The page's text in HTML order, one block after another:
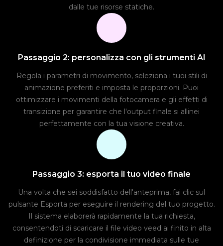
dalle tue risorse statiche.
Passaggio 2: personalizza con gli strumenti AI
Regola i parametri di movimento, seleziona i tuoi stili di
animazione preferiti e imposta le proporzioni. Puoi
ottimizzare i movimenti della fotocamera e gli effetti di
transizione per garantire che l'output finale si allinei
perfettamente con la tua visione creativa.
Passaggio 3: esporta il tuo video finale
Una volta che sei soddisfatto dell'anteprima, fai clic sul
pulsante Esporta per eseguire il rendering del tuo progetto.
Il sistema elaborerà rapidamente la tua richiesta,
consentendoti di scaricare il file video veed ai finito in alta
definizione per la condivisione immediata sulle tue